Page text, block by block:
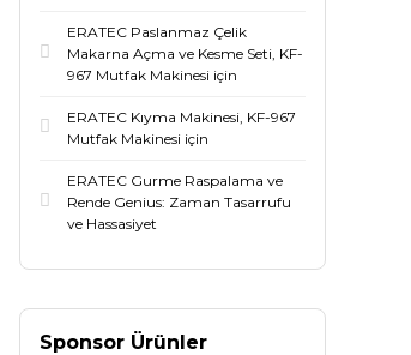
ERATEC Paslanmaz Çelik
Makarna Açma ve Kesme Seti, KF-
967 Mutfak Makinesi için
ERATEC Kıyma Makinesi, KF-967
Mutfak Makinesi için
ERATEC Gurme Raspalama ve
Rende Genius: Zaman Tasarrufu
ve Hassasiyet
Sponsor Ürünler